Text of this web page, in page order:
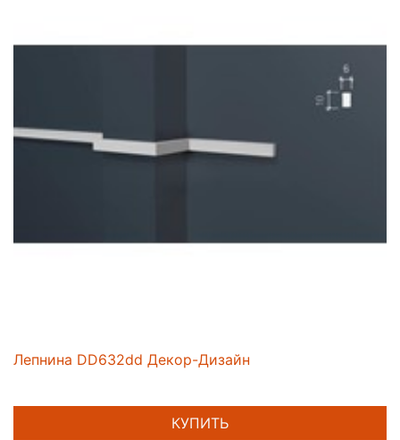
Лепнина DD632dd Декор-Дизайн
КУПИТЬ